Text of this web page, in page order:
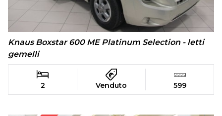
Knaus Boxstar 600 ME Platinum Selection - letti
gemelli
2 Venduto 599